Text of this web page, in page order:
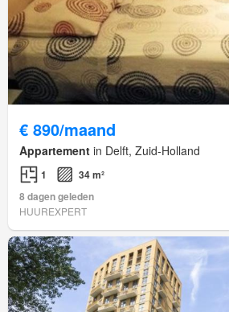
€ 890/maand
Appartement in Delft, Zuid-Holland
1
34 m²
8 dagen geleden
HUUREXPERT